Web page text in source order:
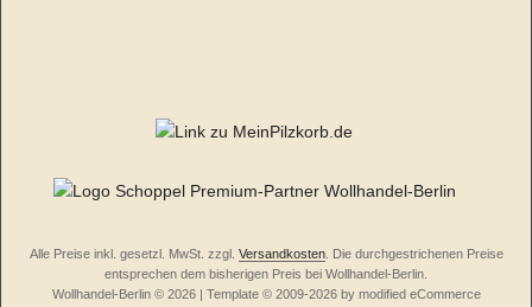
Alle Preise inkl. gesetzl. MwSt. zzgl. Versandkosten. Die durchgestrichenen Preise
entsprechen dem bisherigen Preis bei Wollhandel-Berlin.
Wollhandel-Berlin © 2026 | Template © 2009-2026 by modified eCommerce